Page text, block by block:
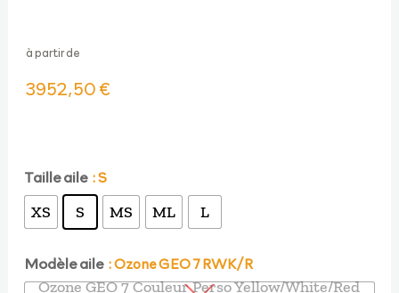
à partir de
3952,50€
Taille aile : S
XS S MS ML L
Modèle aile : Ozone GEO 7 RWK/R
Ozone GEO 7 Couleur Perso Yellow/White/Red